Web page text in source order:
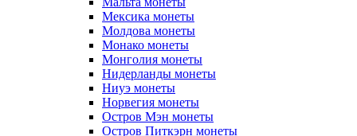
Мексика монеты
Молдова монеты
Монако монеты
Монголия монеты
Нидерланды монеты
Ниуэ монеты
Норвегия монеты
Остров Мэн монеты
Остров Питкэрн монеты